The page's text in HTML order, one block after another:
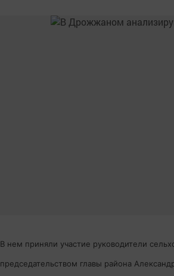
В нем приняли участие руководители
председательством главы района